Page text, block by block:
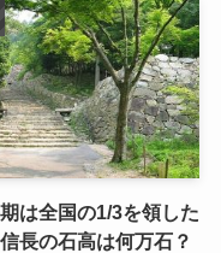
は全国の1/3を領した
長の石高は何万石？